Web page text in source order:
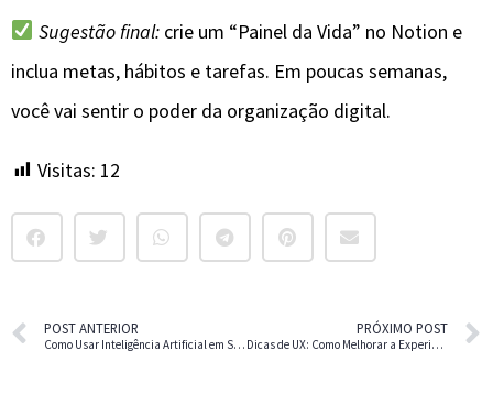
Sugestão final:crie um “Painel da Vida” no Notion e
inclua metas, hábitos e tarefas. Em poucas semanas,
você vai sentir o poder da organização digital.
Visitas: 12
POST ANTERIOR
Como Usar Inteligência Artificial em Suas Estratégias de Marketing
PRÓXIMO POST
Dicas de UX: Como Melhorar a Experiência do Usuário no Seu Site